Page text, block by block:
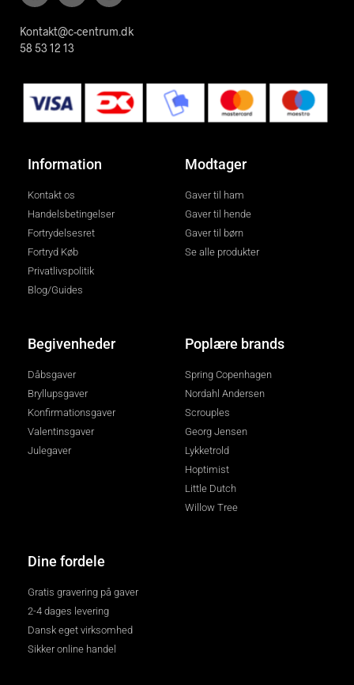
Kontakt@c-centrum.dk
58 53 12 13
Information
Kontakt os
Handelsbetingelser
Fortrydelsesret
Fortryd Køb
Privatlivspolitik
Blog/Guides
Modtager
Gaver til ham
Gaver til hende
Gaver til børn
Se alle produkter
Begivenheder
Dåbsgaver
Bryllupsgaver
Konfirmationsgaver
Valentinsgaver
Julegaver
Poplære brands
Spring Copenhagen
Nordahl Andersen
Scrouples
Georg Jensen
Lykketrold
Hoptimist
Little Dutch
Willow Tree
Dine fordele
Gratis gravering på gaver
2-4 dages levering
Dansk eget virksomhed
Sikker online handel